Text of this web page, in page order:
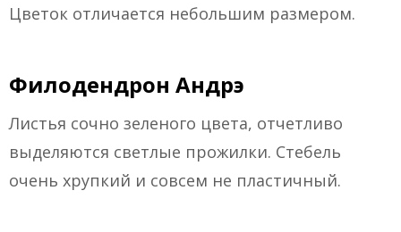
Цветок отличается небольшим размером.
Филодендрон Андрэ
Листья сочно зеленого цвета, отчетливо
выделяются светлые прожилки. Стебель
очень хрупкий и совсем не пластичный.